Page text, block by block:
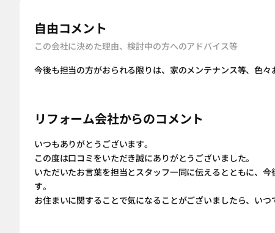
自由コメント
この会社に決めた理由、検討中の方へのアドバイス等
今後も担当の方がおられる限りは、家のメンテナンス等、色
リフォーム会社からのコメント
いつもありがとうございます。
この度は口コミをいただき誠にありがとうございました。
いただいたお言葉を担当とスタッフ一同に伝えるとともに、
す。
お住まいに関することで気になることがございましたら、いつ